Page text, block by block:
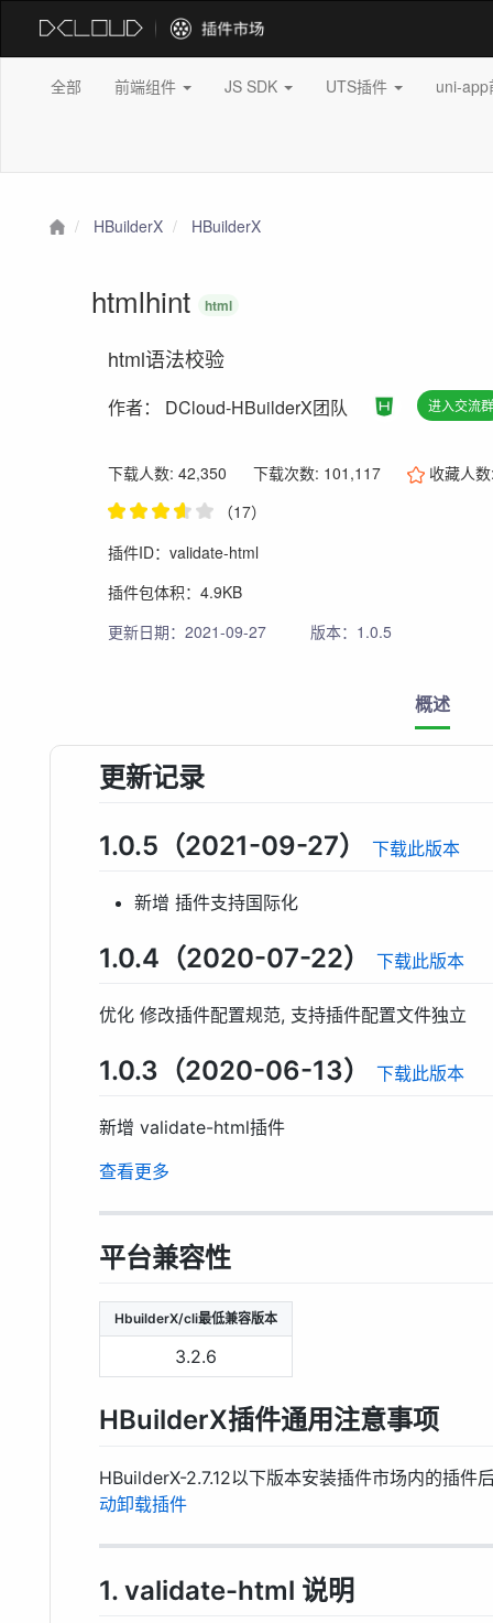
全部 前端组件 JS SDK UTS插件 uni-
HBuilderX HBuilderX
htmlhint html
html语法校验
作者： DCloud-HBuilderX团队 进入交流
下载人数: 42,350 下载次数: 101,117
收藏人
（17）
插件ID：validate-html
插件包体积：4.9KB
更新日期：2021-09-27
版本：1.0.5
概述
更新记录
1.0.5（2021-09-27） 下载此版本
新增 插件支持国际化
1.0.4（2020-07-22） 下载此版本
优化 修改插件配置规范, 支持插件配置文件独立
1.0.3（2020-06-13） 下载此版本
新增 validate-html插件
查看更多
平台兼容性
HbuilderX/cli最低兼容版本
3.2.6
HBuilderX插件通用注意事项
HBuilderX-2.7.12以下版本安装插件市场内的插件
动卸载插件
1. validate-html 说明